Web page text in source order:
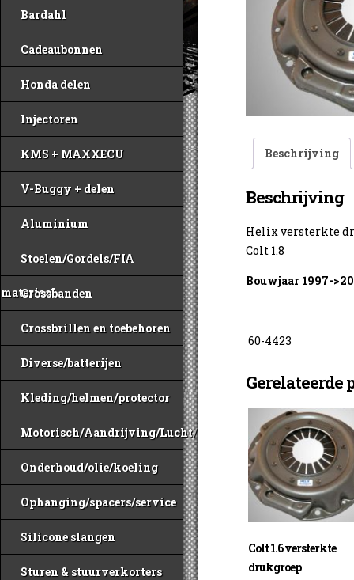
Bardahl
Cadeaubonnen
Honda delen
Injectoren
KMS + MAXXECU
V-Buggy + delen
Aluminium
Stoelen/Gordels/FIA
materiaal
Crossbanden
Crossbrillen en toebehoren
Diverse/batterijen
Kleding/helmen/protector
Motorisch/Aandrijving/Lucht/Benzine
Onderhoud/olie/koeling
Ophanging/spacers/service
Silicone slangen
Sturen & stuurverkorters
Beschrijving
Beschrijving
Helix versterkte
Colt 1.8
Bouwjaar 1997-
60-4423
Gerelateerde
Colt 1.6 versterkte
drukgroep